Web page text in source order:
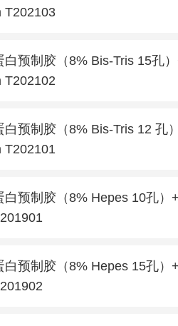
T202103
白预制胶（8% Bis-Tris 15孔
T202102
白预制胶（8% Bis-Tris 12 孔
T202101
白预制胶（8% Hepes 10孔）
白预制胶（8% Hepes 15孔）